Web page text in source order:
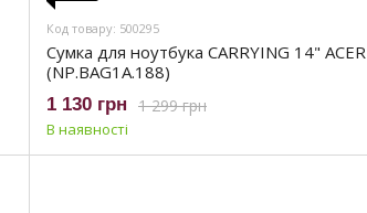
Код товару: 500295
Сумка для ноутбука CARRYING 14" ACER
(NP.BAG1A.188)
1 299 грн
1 130 грн
В наявності